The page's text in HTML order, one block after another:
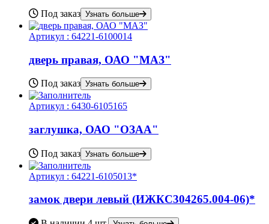
Под заказ Узнать больше
Артикул : 64221-6100014
дверь правая, ОАО "МАЗ"
Под заказ Узнать больше
Артикул : 6430-6105165
заглушка, ОАО "ОЗАА"
Под заказ Узнать больше
Артикул : 64221-6105013*
замок двери левый (ИЖКС304265.004-06)*